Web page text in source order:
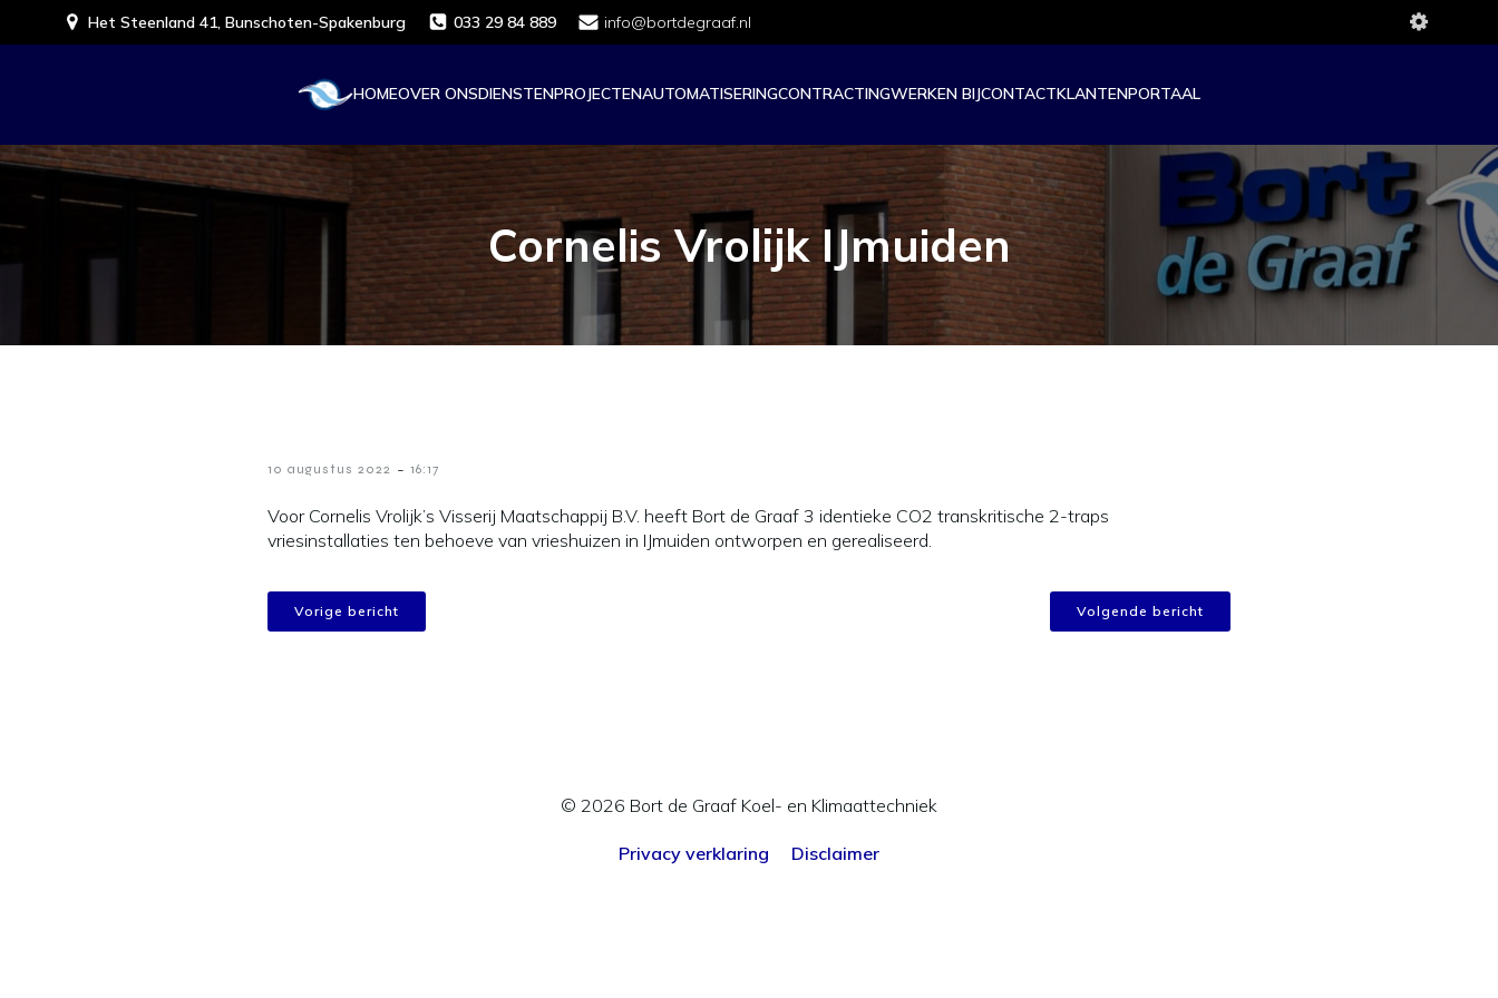
Het Steenland 41, Bunschoten-Spakenburg 033 29 84 889 info@bortdegraaf.nl
HOMEOVER ONSDIENSTENPROJECTENAUTOMATISERINGCONTRACTINGWERKEN BIJCONTACTKLANTENPORTAAL
Cornelis Vrolijk IJmuiden
10 augustus 2022 - 16:17
Voor Cornelis Vrolijk’s Visserij Maatschappij B.V. heeft Bort de Graaf 3 identieke CO2 transkritische 2-traps
vriesinstallaties ten behoeve van vrieshuizen in IJmuiden ontworpen en gerealiseerd.
Vorige bericht Volgende bericht
© 2026 Bort de Graaf Koel- en Klimaattechniek
Privacy verklaring Disclaimer